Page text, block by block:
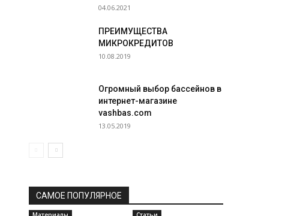
04.06.2021
ПРЕИМУЩЕСТВА
МИКРОКРЕДИТОВ
10.08.2019
Огромный выбор бассейнов в
интернет-магазине
vashbas.com
13.05.2019
САМОЕ ПОПУЛЯРНОЕ